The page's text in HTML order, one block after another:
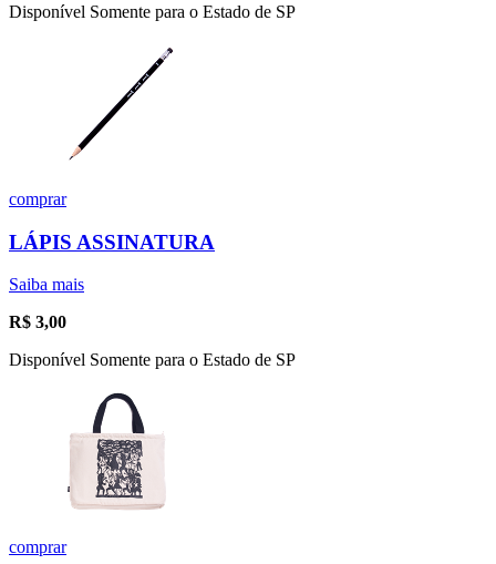
Disponível Somente para o Estado de SP
comprar
LÁPIS ASSINATURA
Saiba mais
R$ 3,00
Disponível Somente para o Estado de SP
comprar